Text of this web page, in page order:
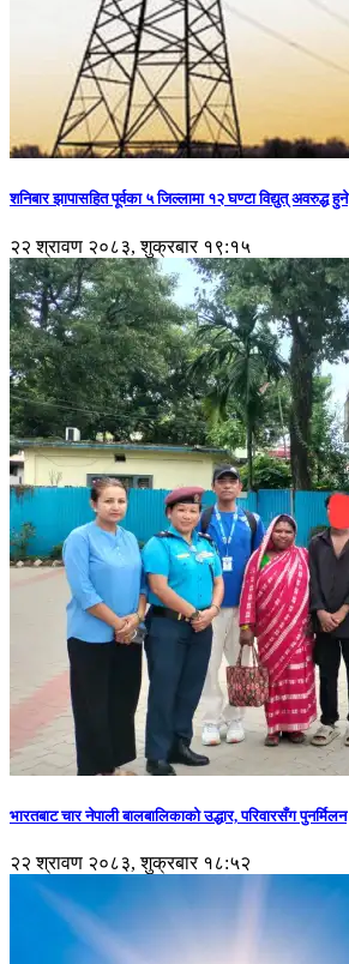
शनिबार झापासहित पूर्वका ५ जिल्लामा १२ घण्टा विद्युत् अवरुद्ध हुने
२२ श्रावण २०८३, शुक्रबार १९:१५
भारतबाट चार नेपाली बालबालिकाको उद्धार, परिवारसँग पुनर्मिलन
२२ श्रावण २०८३, शुक्रबार १८:५२